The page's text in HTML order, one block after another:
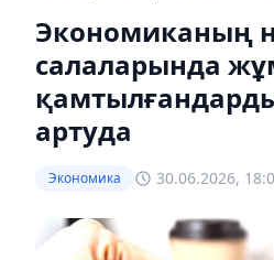
Экономиканың
салаларында
артуда
Экономика 30.06.2026,